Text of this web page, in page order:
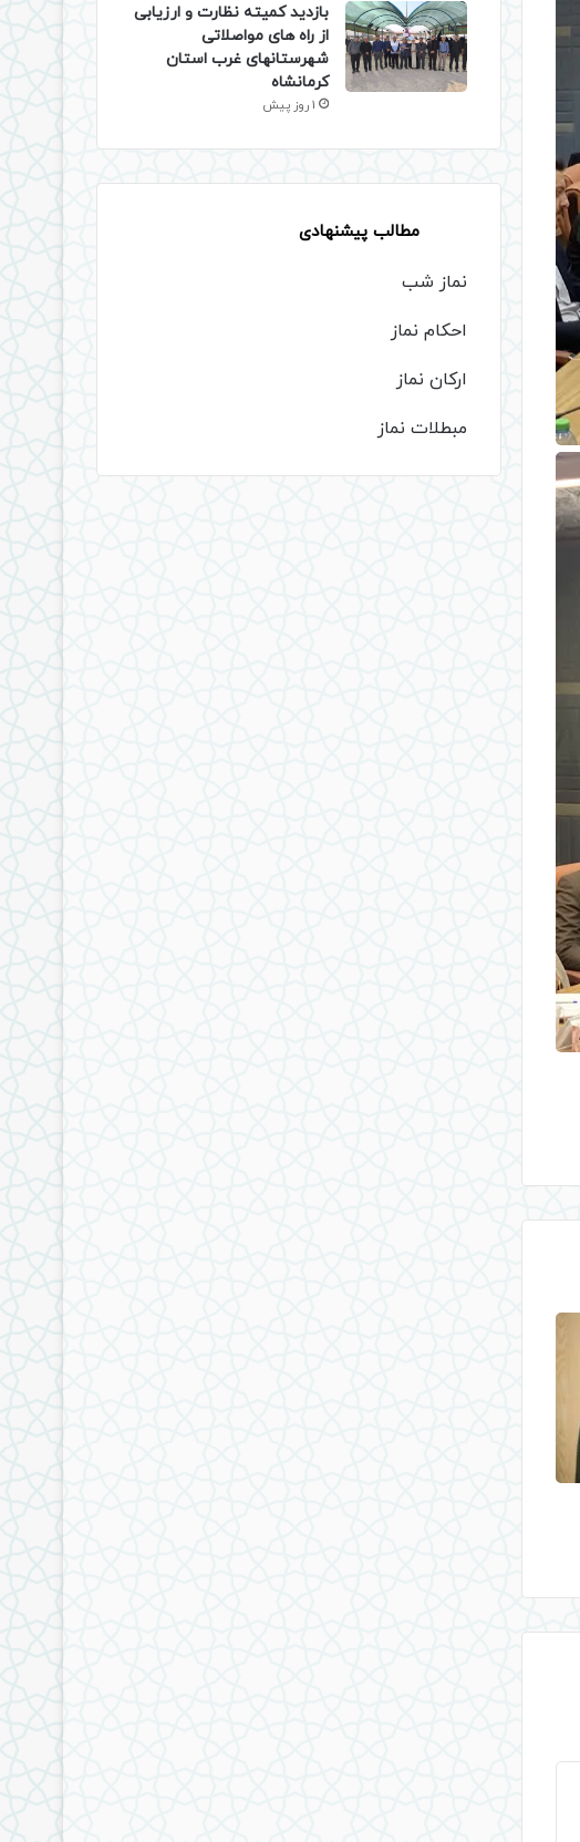
بازدید کمیته نظارت و ارزیابی
از راه های مواصلاتی
شهرستانهای غرب استان
کرمانشاه
1 روز پیش
مطالب پیشنهادی
نماز شب
احکام نماز
ارکان نماز
مبطلات نماز